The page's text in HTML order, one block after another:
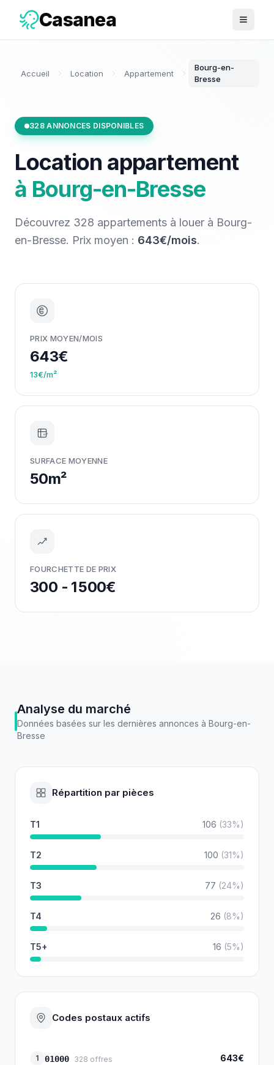
Casanea Ouvrir
Accueil Location Appartement
Bourg-en-
Bresse
328ANNONCES DISPONIBLES
Location appartement
à Bourg-en-Bresse
Découvrez 328 appartements à louer à Bourg-
en-Bresse. Prix moyen : 643€/mois.
PRIX MOYEN/MOIS
643€
13€/m²
m²
SURFACE MOYENNE
50m²
FOURCHETTE DE PRIX
300 - 1 500€
Analyse du marché
Données basées sur les dernières annonces à Bourg-en-
Bresse
Répartition par pièces
T1 106 (33%)
T2 100 (31%)
T3 77 (24%)
T4 26 (8%)
T5+ 16 (5%)
Codes postaux actifs
1 01000 328 offres 643€